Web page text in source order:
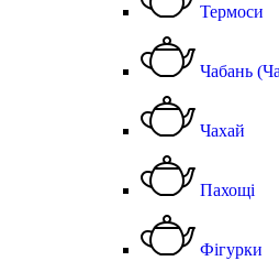
Термоси
Чабань
Чахай
Пахощі
Фігурки